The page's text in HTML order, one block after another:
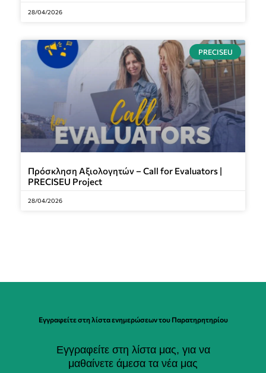
28/04/2026
PRECISEU
Πρόσκληση Αξιολογητών – Call for Evaluators |
PRECISEU Project
28/04/2026
Εγγραφείτε στη λίστα ενημερώσεων του Παρατηρητηρίου
Εγγραφείτε στη λίστα μας, για να
μαθαίνετε άμεσα τα νέα μας